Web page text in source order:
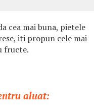
cea mai buna, pietele
iti propun cele mai
fructe.
aluat: